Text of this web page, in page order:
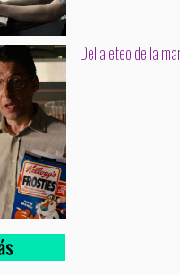
Del aleteo de la